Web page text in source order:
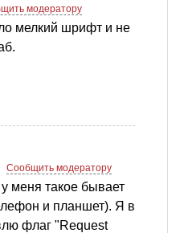
модератору
мелкий шрифт и не
Сообщить модератору
меня такое бывает
и планшет). Я в
флаг "Request